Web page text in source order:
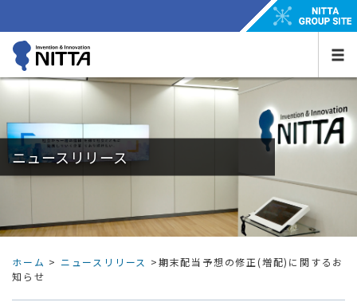
ニュースリリース
ホーム > ニュースリリース >期末配当予想の修正(増配)に関するお
知らせ